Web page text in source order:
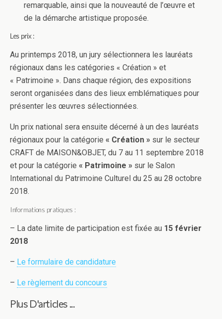
remarquable, ainsi que la nouveauté de l’œuvre et
de la démarche artistique proposée.
Les prix :
Au printemps 2018, un jury sélectionnera les lauréats
régionaux dans les catégories « Création » et
« Patrimoine ». Dans chaque région, des expositions
seront organisées dans des lieux emblématiques pour
présenter les œuvres sélectionnées.
Un prix national sera ensuite décerné à un des lauréats
régionaux pour la catégorie « Création » sur le secteur
CRAFT de MAISON&OBJET, du 7 au 11 septembre 2018
et pour la catégorie « Patrimoine » sur le Salon
International du Patrimoine Culturel du 25 au 28 octobre
2018.
Informations pratiques :
– La date limite de participation est fixée au 15 février
2018
– Le formulaire de candidature
– Le règlement du concours
Plus D'articles ...